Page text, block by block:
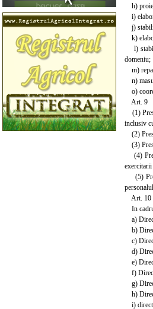
h)
i)
j)
k)
l)
domeniu;
m)
n)
o)
Art. 9
(1)
inclusiv
(2)
(3)
(4)
exercitarii
(5)
Art. 10
In
a)
b)
c)
d)
e)
f)
g)
h)
i)